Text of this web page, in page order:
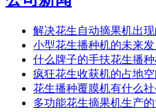
解决花生自动摘果机出
小型花生播种机的未来
什么牌子的手扶花生播
疯狂花生收获机的占地空
花生播种覆膜机有什么
多功能花生摘果机生产